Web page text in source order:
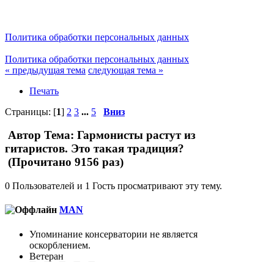
Политика обработки персональных данных
Политика обработки персональных данных
« предыдущая тема следующая тема »
Печать
Страницы: [1] 2 3 ... 5 Вниз
Автор Тема: Гармонисты растут из
гитаристов. Это такая традиция?
(Прочитано 9156 раз)
0 Пользователей и 1 Гость просматривают эту тему.
MAN
Упоминание консерватории не является
оскорблением.
Ветеран